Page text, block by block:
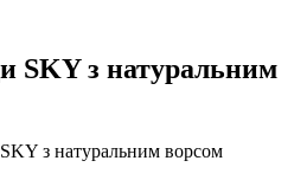
SKY з натуральним
з натуральним ворсом